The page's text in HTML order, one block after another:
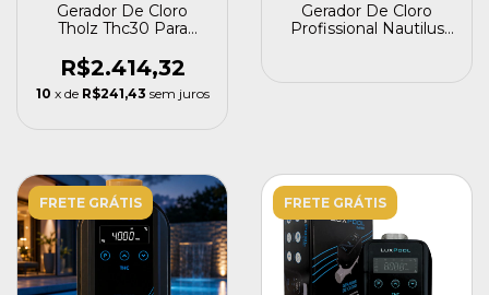
Gerador De Cloro
Tholz Thc30 Para
R$2.414,32
10 x de R$241,43 sem juros
Gerador De Cloro
Profissional Nautilus
FRETE GRÁTIS FRETE GRÁTIS